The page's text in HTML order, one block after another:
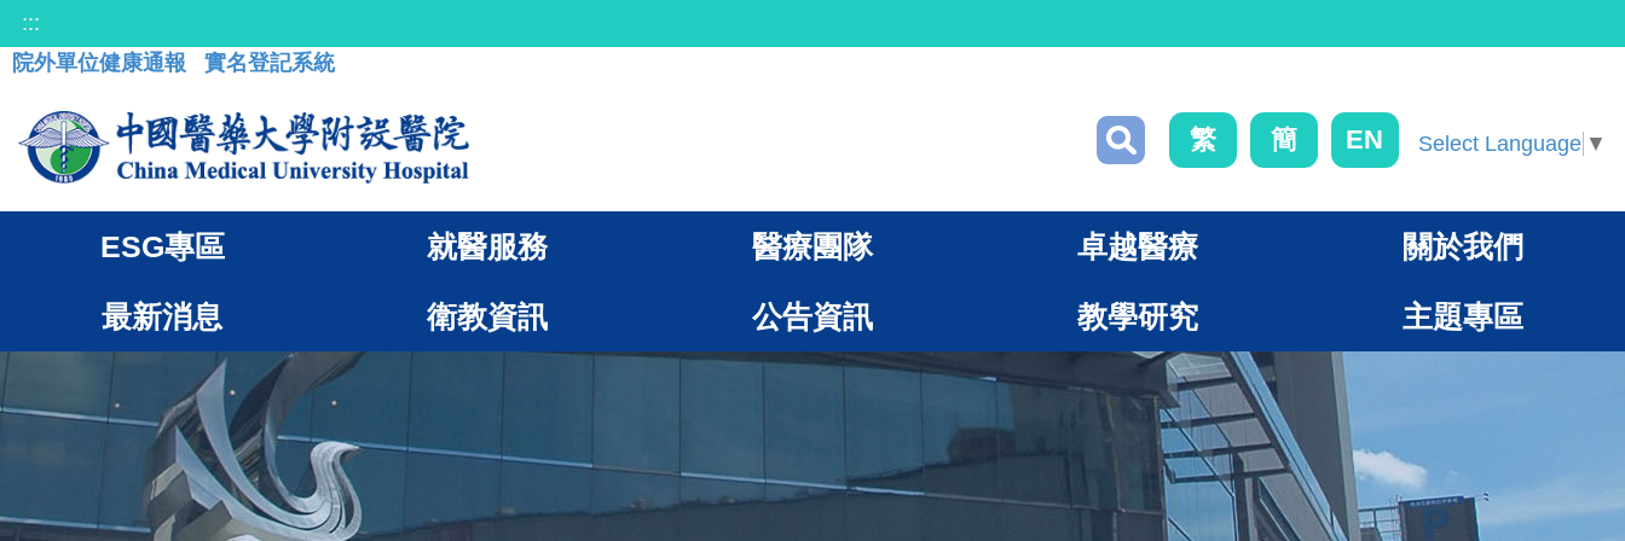
:::
院外單位健康通報
實名登記系統
繁 簡 EN Select Language ▼
ESG專區 就醫服務 醫療團隊 卓越醫療 關於我們
最新消息 衛教資訊 公告資訊 教學研究 主題專區